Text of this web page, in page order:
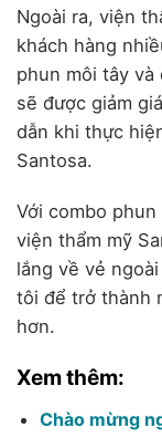
Ngoài ra, viện
khách hàng
phun môi tây và
sẽ được giảm
dẫn khi thực
Santosa.
Với combo
viện thẩm mỹ
lắng về vẻ
tôi để trở thành
hơn.
Xem thêm:
Chào mừng